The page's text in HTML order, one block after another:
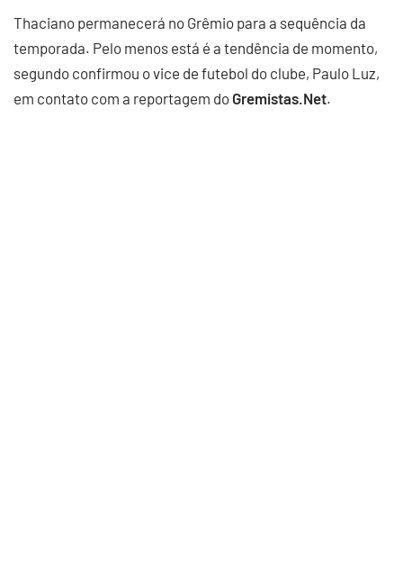
Thaciano permanecerá no Grêmio para a sequência da
temporada. Pelo menos está é a tendência de momento,
segundo confirmou o vice de futebol do clube, Paulo Luz,
em contato com a reportagem do Gremistas.Net.